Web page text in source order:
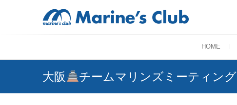
HOME
大阪 チームマリンズミーティング